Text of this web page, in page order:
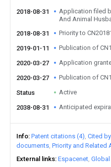
2018-08-31
Application filed
And Animal
2018-08-31
Priority to
2019-01-11 Publication of
2020-03-27 Application
2020-03-27 Publication of
Status Active
2038-08-31 Anticipated
Info Patent citations (4) Cited
documents Priority and Related
External links Espacenet